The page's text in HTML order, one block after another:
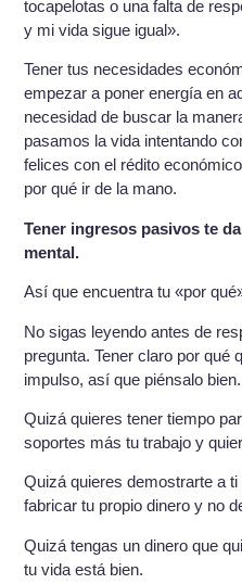
tocapelotas o una falta de
y mi vida sigue igual».
Tener tus necesidades
empezar a poner energía en
necesidad de buscar la
pasamos la vida intentando
felices con el rédito
por qué ir de la mano.
Tener ingresos pasivos te
mental.
Así que encuentra tu «por
No sigas leyendo antes de
pregunta. Tener claro por qué
impulso, así que piénsalo bien.
Quizá quieres tener tiempo
soportes más tu trabajo y
Quizá quieres demostrarte a
fabricar tu propio dinero y no
Quizá tengas un dinero que
tu vida está bien.